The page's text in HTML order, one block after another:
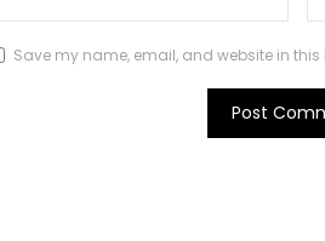
Save my name, email, and website in